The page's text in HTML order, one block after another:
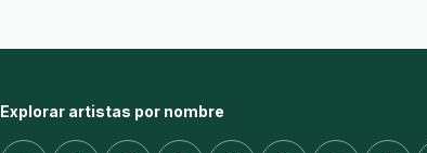
Explorar artistas por nombre